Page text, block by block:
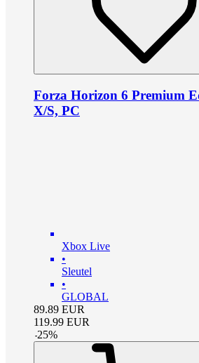
Forza Horizon 6 Premium
X/S, PC
Xbox Live
•
Sleutel
•
GLOBAL
89.89 EUR
119.99 EUR
-25%